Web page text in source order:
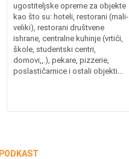
ugostiteljske opreme za objekte
kao što su: hoteli, restorani (mali-
veliki), restorani društvene
ishrane, centralne kuhinje (vrtići,
škole, studentski centri,
domovi,,.), pekare, pizzerie,
poslastičarnice i ostali objekti...
PODKAST